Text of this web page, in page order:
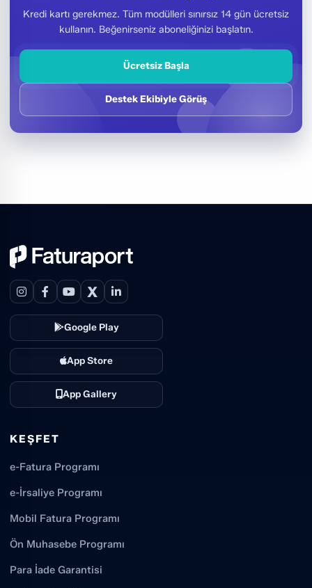
Kredi kartı gerekmez. Tüm modülleri sınırsız 14 gün ücretsiz
kullanın. Beğenirseniz aboneliğinizi başlatın.
Ücretsiz Başla
Destek Ekibiyle Görüş
X
Google Play
App Store
App Gallery
KEŞFET
e-Fatura Programı
e-İrsaliye Programı
Mobil Fatura Programı
Ön Muhasebe Programı
Para İade Garantisi